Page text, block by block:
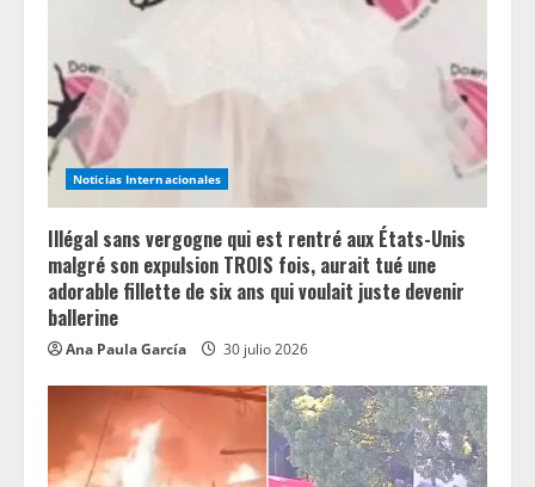
d
i
n
g Noticias Internacionales
Illégal sans vergogne qui est rentré aux États-Unis
malgré son expulsion TROIS fois, aurait tué une
adorable fillette de six ans qui voulait juste devenir
ballerine
Ana Paula García 30 julio 2026